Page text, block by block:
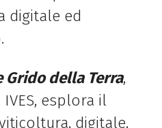
digitale ed
Grido della Terra,
esplora il
digitale,